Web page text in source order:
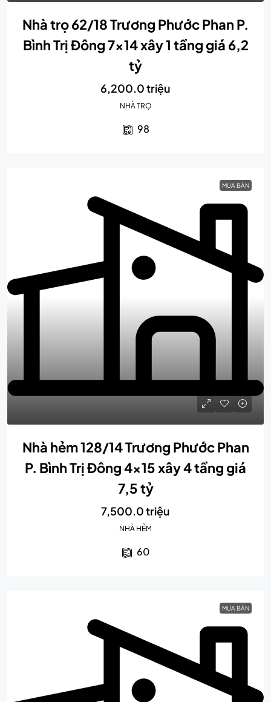
Nhà trọ 62/18 Trương Phước Phan P.
Bình Trị Đông 7×14 xây 1 tầng giá 6,2
tỷ
6,200.0 triệu
NHÀ TRỌ
98
MUA BÁN
Nhà hẻm 128/14 Trương Phước Phan
P. Bình Trị Đông 4×15 xây 4 tầng giá
7,5 tỷ
7,500.0 triệu
NHÀ HẺM
60
MUA BÁN